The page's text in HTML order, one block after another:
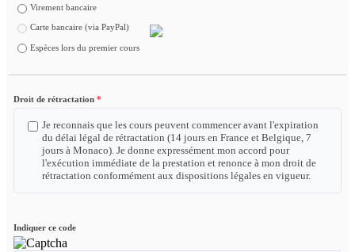
Virement bancaire
Carte bancaire (via PayPal)
Espèces lors du premier cours
Droit de rétractation
Je reconnais que les cours peuvent commencer avant l'expiration
du délai légal de rétractation (14 jours en France et Belgique, 7
jours à Monaco). Je donne expressément mon accord pour
l'exécution immédiate de la prestation et renonce à mon droit de
rétractation conformément aux dispositions légales en vigueur.
Indiquer ce code